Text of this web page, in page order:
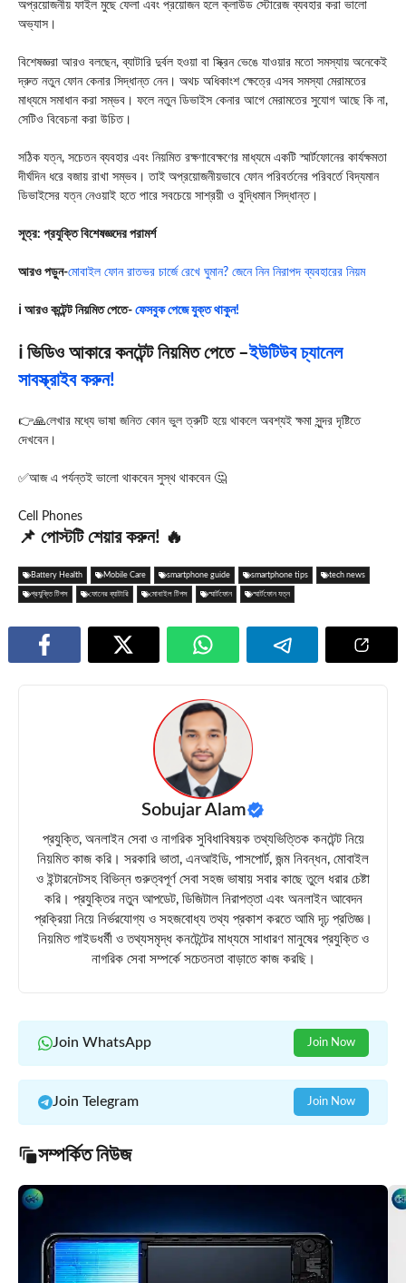
অপ্রয়োজনীয় ফাইল মুছে ফেলা এবং প্রয়োজন হলে ক্লাউড স্টোরেজ ব্যবহার করা ভালো
অভ্যাস।
বিশেষজ্ঞরা আরও বলছেন, ব্যাটারি দুর্বল হওয়া বা স্ক্রিন ভেঙে যাওয়ার মতো সমস্যায় অনেকেই
দ্রুত নতুন ফোন কেনার সিদ্ধান্ত নেন। অথচ অধিকাংশ ক্ষেত্রে এসব সমস্যা মেরামতের
মাধ্যমে সমাধান করা সম্ভব। ফলে নতুন ডিভাইস কেনার আগে মেরামতের সুযোগ আছে কি না,
সেটিও বিবেচনা করা উচিত।
সঠিক যত্ন, সচেতন ব্যবহার এবং নিয়মিত রক্ষণাবেক্ষণের মাধ্যমে একটি স্মার্টফোনের কার্যক্ষমতা
দীর্ঘদিন ধরে বজায় রাখা সম্ভব। তাই অপ্রয়োজনীয়ভাবে ফোন পরিবর্তনের পরিবর্তে বিদ্যমান
ডিভাইসের যত্ন নেওয়াই হতে পারে সবচেয়ে সাশ্রয়ী ও বুদ্ধিমান সিদ্ধান্ত।
সূত্র: প্রযুক্তি বিশেষজ্ঞদের পরামর্শ
আরও পড়ুন-মোবাইল ফোন রাতভর চার্জে রেখে ঘুমান? জেনে নিন নিরাপদ ব্যবহারের নিয়ম
ℹ️ আরও কন্টেন্ট নিয়মিত পেতে- ফেসবুক পেজে যুক্ত থাকুন!
ℹ️ ভিডিও আকারে কনটেন্ট নিয়মিত পেতে –ইউটিউব চ্যানেল
সাবস্ক্রাইব করুন!
👉🙏লেখার মধ্যে ভাষা জনিত কোন ভুল ত্রুটি হয়ে থাকলে অবশ্যই ক্ষমা সুন্দর দৃষ্টিতে
দেখবেন।
✅আজ এ পর্যন্তই ভালো থাকবেন সুস্থ থাকবেন 🤔
Cell Phones
📌 পোস্টটি শেয়ার করুন! 🔥
Battery Health Mobile Care smartphone guide smartphone tips tech news
প্রযুক্তি টিপস ফোনের ব্যাটারি মোবাইল টিপস স্মার্টফোন স্মার্টফোন যত্ন
Sobujar Alam
প্রযুক্তি, অনলাইন সেবা ও নাগরিক সুবিধাবিষয়ক তথ্যভিত্তিক কনটেন্ট নিয়ে
নিয়মিত কাজ করি। সরকারি ভাতা, এনআইডি, পাসপোর্ট, জন্ম নিবন্ধন, মোবাইল
ও ইন্টারনেটসহ বিভিন্ন গুরুত্বপূর্ণ সেবা সহজ ভাষায় সবার কাছে তুলে ধরার চেষ্টা
করি। প্রযুক্তির নতুন আপডেট, ডিজিটাল নিরাপত্তা এবং অনলাইন আবেদন
প্রক্রিয়া নিয়ে নির্ভরযোগ্য ও সহজবোধ্য তথ্য প্রকাশ করতে আমি দৃঢ় প্রতিজ্ঞ।
নিয়মিত গাইডধর্মী ও তথ্যসমৃদ্ধ কনটেন্টের মাধ্যমে সাধারণ মানুষের প্রযুক্তি ও
নাগরিক সেবা সম্পর্কে সচেতনতা বাড়াতে কাজ করছি।
Join WhatsApp Join Now
Join Telegram Join Now
সম্পর্কিত নিউজ